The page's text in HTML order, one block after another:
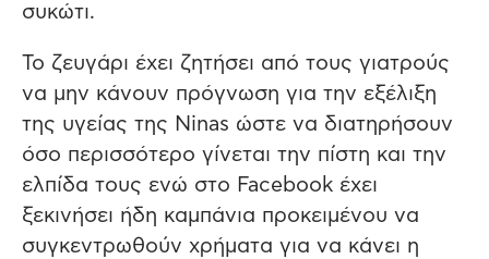
συκώτι.
Το ζευγάρι έχει ζητήσει από τους γιατρούς
να μην κάνουν πρόγνωση για την εξέλιξη
της υγείας της Ninas ώστε να διατηρήσουν
όσο περισσότερο γίνεται την πίστη και την
ελπίδα τους ενώ στο Facebook έχει
ξεκινήσει ήδη καμπάνια προκειμένου να
συγκεντρωθούν χρήματα για να κάνει η